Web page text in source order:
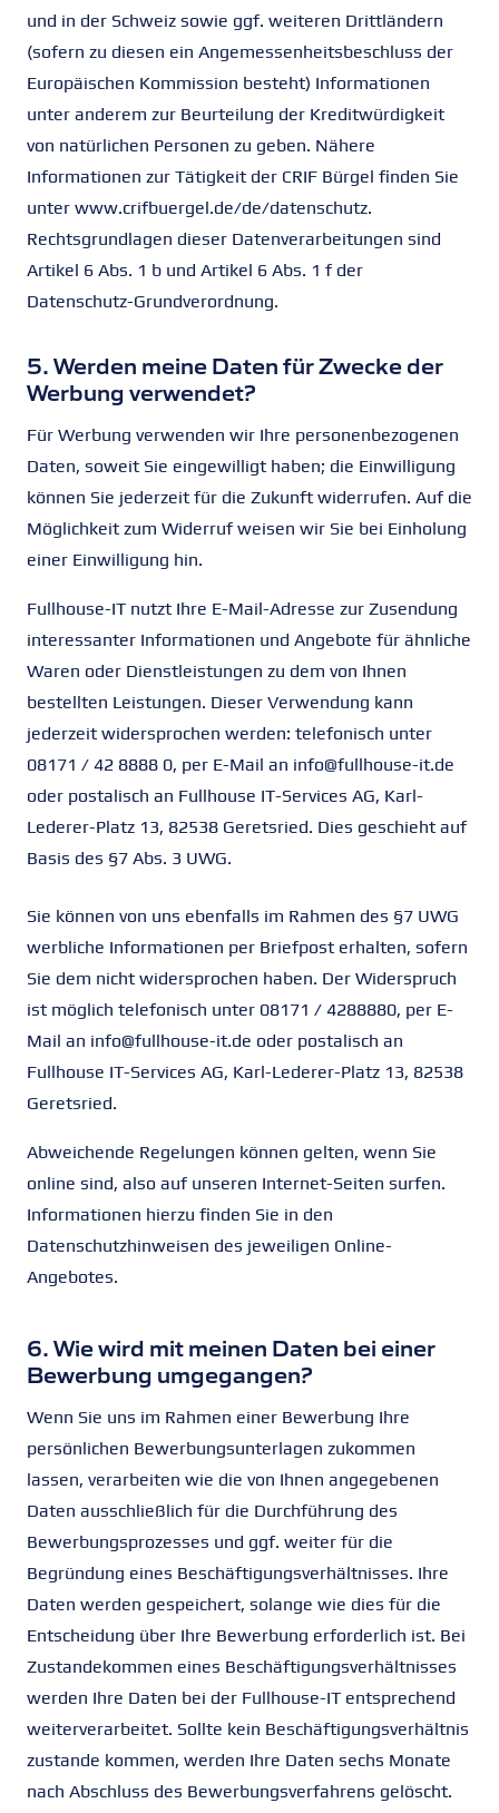
und in der Schweiz sowie ggf. weiteren Drittländern
(sofern zu diesen ein Angemessenheitsbeschluss der
Europäischen Kommission besteht) Informationen
unter anderem zur Beurteilung der Kreditwürdigkeit
von natürlichen Personen zu geben. Nähere
Informationen zur Tätigkeit der CRIF Bürgel finden Sie
unter www.crifbuergel.de/de/datenschutz.
Rechtsgrundlagen dieser Datenverarbeitungen sind
Artikel 6 Abs. 1 b und Artikel 6 Abs. 1 f der
Datenschutz-Grundverordnung.
5. Werden meine Daten für Zwecke der
Werbung verwendet?
Für Werbung verwenden wir Ihre personenbezogenen
Daten, soweit Sie eingewilligt haben; die Einwilligung
können Sie jederzeit für die Zukunft widerrufen. Auf die
Möglichkeit zum Widerruf weisen wir Sie bei Einholung
einer Einwilligung hin.
Fullhouse-IT nutzt Ihre E-Mail-Adresse zur Zusendung
interessanter Informationen und Angebote für ähnliche
Waren oder Dienstleistungen zu dem von Ihnen
bestellten Leistungen. Dieser Verwendung kann
jederzeit widersprochen werden: telefonisch unter
08171 / 42 8888 0, per E-Mail an info@fullhouse-it.de
oder postalisch an Fullhouse IT-Services AG, Karl-
Lederer-Platz 13, 82538 Geretsried. Dies geschieht auf
Basis des §7 Abs. 3 UWG.
Sie können von uns ebenfalls im Rahmen des §7 UWG
werbliche Informationen per Briefpost erhalten, sofern
Sie dem nicht widersprochen haben. Der Widerspruch
ist möglich telefonisch unter 08171 / 4288880, per E-
Mail an info@fullhouse-it.de oder postalisch an
Fullhouse IT-Services AG, Karl-Lederer-Platz 13, 82538
Geretsried.
Abweichende Regelungen können gelten, wenn Sie
online sind, also auf unseren Internet-Seiten surfen.
Informationen hierzu finden Sie in den
Datenschutzhinweisen des jeweiligen Online-
Angebotes.
6. Wie wird mit meinen Daten bei einer
Bewerbung umgegangen?
Wenn Sie uns im Rahmen einer Bewerbung Ihre
persönlichen Bewerbungsunterlagen zukommen
lassen, verarbeiten wie die von Ihnen angegebenen
Daten ausschließlich für die Durchführung des
Bewerbungsprozesses und ggf. weiter für die
Begründung eines Beschäftigungsverhältnisses. Ihre
Daten werden gespeichert, solange wie dies für die
Entscheidung über Ihre Bewerbung erforderlich ist. Bei
Zustandekommen eines Beschäftigungsverhältnisses
werden Ihre Daten bei der Fullhouse-IT entsprechend
weiterverarbeitet. Sollte kein Beschäftigungsverhältnis
zustande kommen, werden Ihre Daten sechs Monate
nach Abschluss des Bewerbungsverfahrens gelöscht.